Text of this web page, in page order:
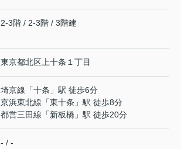
2-3階 / 2-3階 / 3階建
東京都北区 上十条 １丁目
埼京線 「十条 」駅 徒歩6分
京浜東北線 「東十条 」駅 徒歩8分
都営三田線 「新板橋 」駅 徒歩20分
- / -